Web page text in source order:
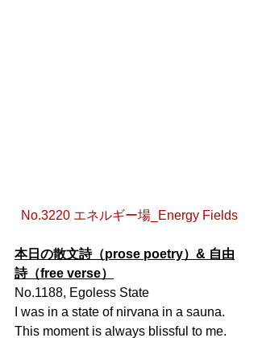
No.3220 エネルギー場_Energy Fields
本日の散文詩（prose poetry）& 自由
詩（free verse）
No.1188, Egoless State
I was in a state of nirvana in a sauna.
This moment is always blissful to me.